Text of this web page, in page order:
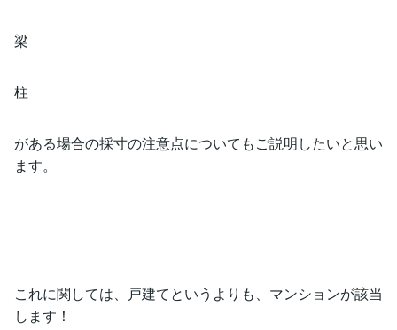
梁
柱
がある場合の採寸の注意点についてもご説明したいと思い
ます。
これに関しては、戸建てというよりも、マンションが該当
します！